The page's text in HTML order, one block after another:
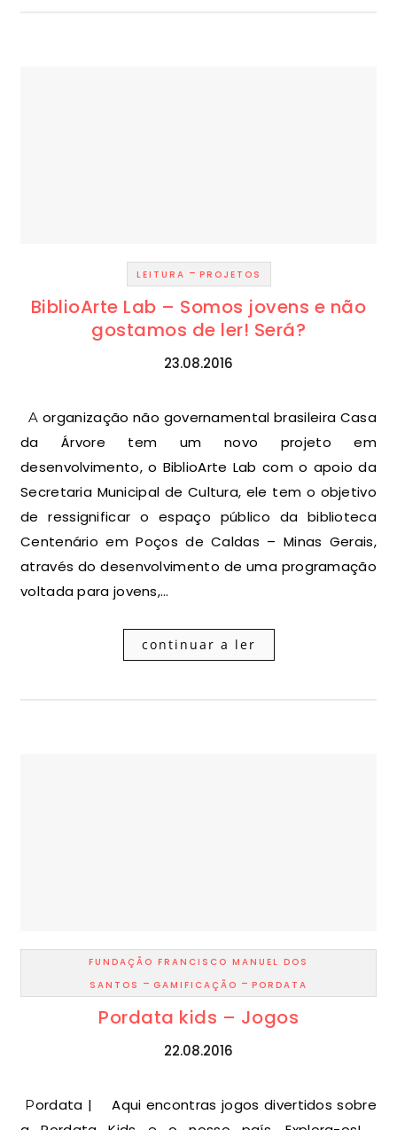
LEITURA - PROJETOS
BiblioArte Lab – Somos jovens e não
gostamos de ler! Será?
23.08.2016
A organização não governamental brasileira Casa
da Árvore tem um novo projeto em
desenvolvimento, o BiblioArte Lab com o apoio da
Secretaria Municipal de Cultura, ele tem o objetivo
de ressignificar o espaço público da biblioteca
Centenário em Poços de Caldas – Minas Gerais,
através do desenvolvimento de uma programação
voltada para jovens,…
continuar a ler
FUNDAÇÃO FRANCISCO MANUEL DOS
SANTOS - GAMIFICAÇÃO - PORDATA
Pordata kids – Jogos
22.08.2016
Pordata | Aqui encontras jogos divertidos sobre